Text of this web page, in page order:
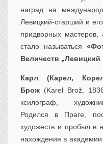
наград на
Левицкий-старший и
придворных мастеров,
стало называться
Величеств „Левицкий
Карл (Карел,
Брож (Karel Brož,
ксилограф,
Родился в Праге,
художеств и пробыл в
нахождения в академии